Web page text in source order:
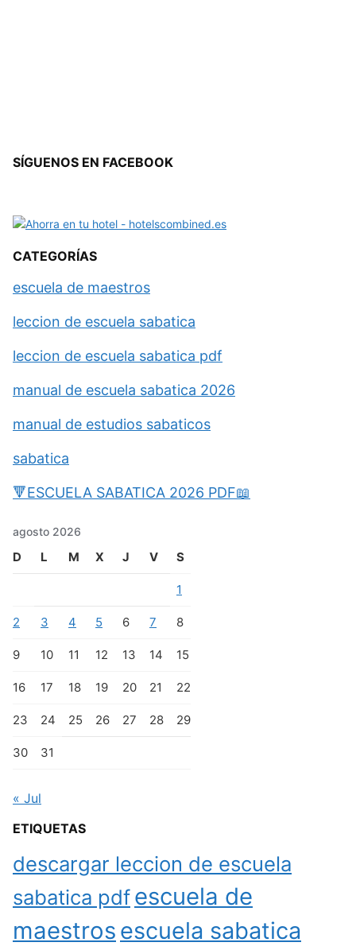
SÍGUENOS EN FACEBOOK
CATEGORÍAS
escuela de maestros
leccion de escuela sabatica
leccion de escuela sabatica pdf
manual de escuela sabatica 2026
manual de estudios sabaticos
sabatica
🔻ESCUELA SABATICA 2026 PDF📖
agosto 2026
D L M X J V S
1
2 3 4 5 6 7 8
9 10 11 12 13 14 15
16 17 18 19 20 21 22
23 24 25 26 27 28 29
30 31
« Jul
ETIQUETAS
descargar leccion de escuela
sabatica pdfescuela de
maestros escuela sabatica